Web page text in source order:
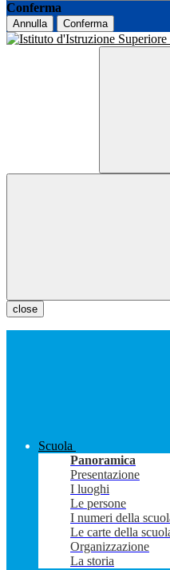
Conferma
Annulla Conferma
close
Scuola
Panoramica
Presentazione
I luoghi
Le persone
I numeri della
Le carte della
Organizzazione
La storia